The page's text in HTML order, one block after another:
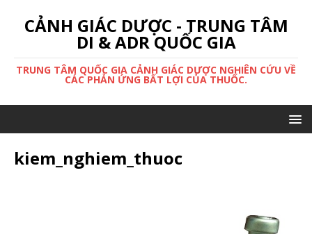
CẢNH GIÁC DƯỢC - TRUNG TÂM
DI & ADR QUỐC GIA
TRUNG TÂM QUỐC GIA CẢNH GIÁC DƯỢC NGHIÊN CỨU VỀ
CÁC PHẢN ỨNG BẤT LỢI CỦA THUỐC.
kiem_nghiem_thuoc